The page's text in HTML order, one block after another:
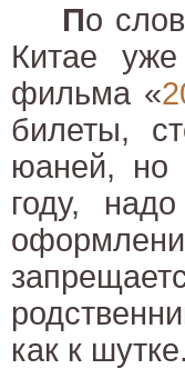
По
Китае
фильма «
билеты,
юаней, но
году,
как к шутке.